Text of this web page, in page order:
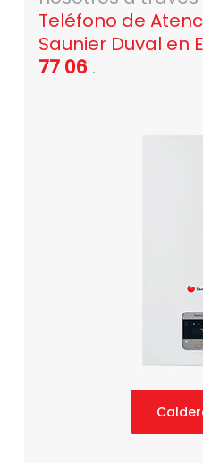
Teléfono de
Saunier Duval en
77 06 .